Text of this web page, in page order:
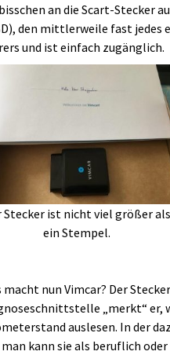
an die Scart-Stecker
den mittlerweile fast jedes
und ist einfach zugänglich.
Stecker ist nicht viel größer als
ein Stempel.
macht nun Vimcar? Der
„merkt“ er,
auslesen. In der
kann sie als beruflich